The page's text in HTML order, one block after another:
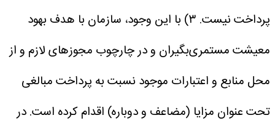
پرداخت نیست. ۳) با این وجود، سازمان با هدف بهود
معیشت مستمری‌بگیران و در چارچوب مجوزهای لازم و از
محل منابع و اعتبارات موجود نسبت به پرداخت مبالغی
تحت عنوان مزایا (مضاعف و دوباره) اقدام کرده است.در